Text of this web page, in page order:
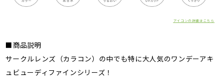
アイコンの詳細はこちら
■商品説明
サークルレンズ（カラコン）の中でも特に大人気のワンデーアキ
ュビューディファインシリーズ！